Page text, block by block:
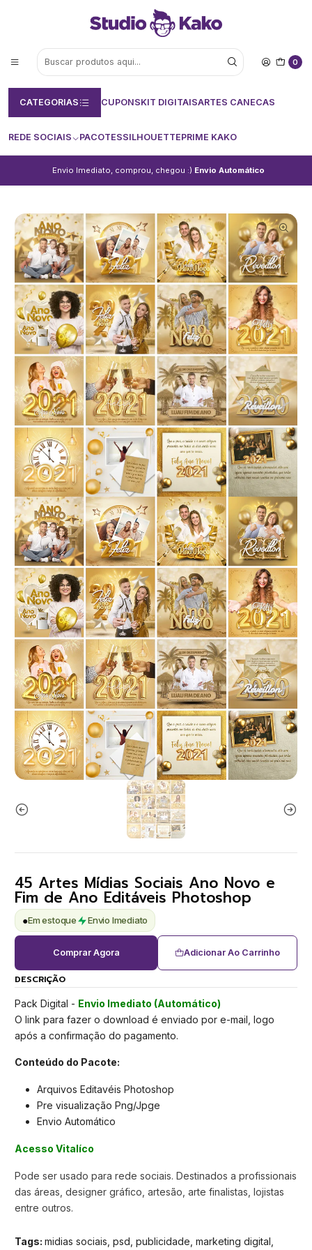
0
CATEGORIAS CUPONSKIT DIGITAISARTES CANECAS
REDE SOCIAIS PACOTESSILHOUETTEPRIME KAKO
Envio Imediato, comprou, chegou :) Envio Automático
45 Artes Mídias Sociais Ano Novo e
Fim de Ano Editáveis Photoshop
●Em estoque Envio Imediato
Adicionar Ao Carrinho
Comprar Agora
DESCRIÇÃO
Pack Digital - Envio Imediato (Automático)
O link para fazer o download é enviado por e-mail, logo
após a confirmação do pagamento.
Conteúdo do Pacote:
Arquivos Editavéis Photoshop
Pre visualização Png/Jpge
Envio Automático
Acesso Vitalíco
Pode ser usado para rede sociais. Destinados a profissionais
das áreas, designer gráfico, artesão, arte finalistas, lojistas
entre outros.
Tags: midias sociais, psd, publicidade, marketing digital,